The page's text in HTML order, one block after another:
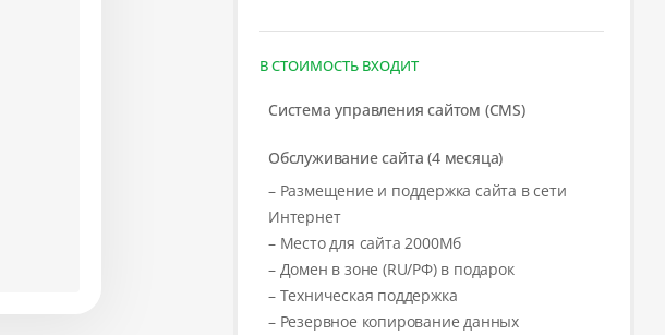
В СТОИМОСТЬ ВХОДИТ
Система управления сайтом (CMS)
Обслуживание сайта (4 месяца)
– Размещение и поддержка сайта в сети
Интернет
– Место для сайта 2000Мб
– Домен в зоне (RU/РФ) в подарок
– Техническая поддержка
– Резервное копирование данных